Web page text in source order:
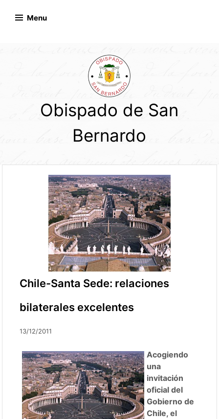
Menu
Obispado de San
Bernardo
Chile-Santa Sede: relaciones
bilaterales excelentes
13/12/2011
Acogiendo
una
invitación
oficial del
Gobierno de
Chile, el